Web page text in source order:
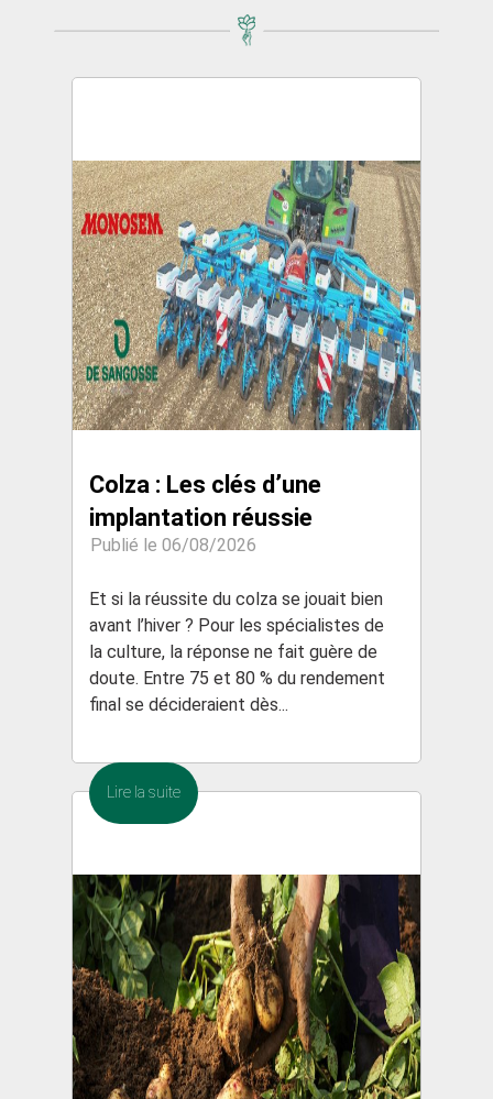
Colza : Les clés d’une
implantation réussie
Publié le 06/08/2026
Et si la réussite du colza se jouait bien
avant l’hiver ? Pour les spécialistes de
la culture, la réponse ne fait guère de
doute. Entre 75 et 80 % du rendement
final se décideraient dès...
Lire la suite